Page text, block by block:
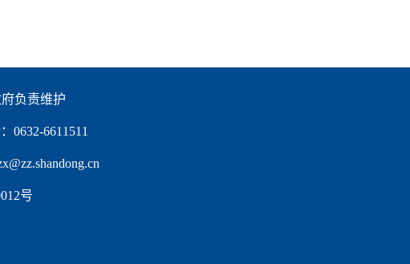
府负责维护
0632-6611511
号